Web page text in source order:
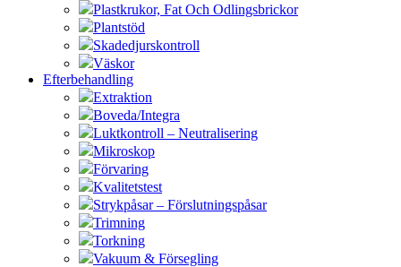
Plastkrukor, Fat Och Odlingsbrickor
Plantstöd
Skadedjurskontroll
Väskor
Efterbehandling
Extraktion
Boveda/Integra
Luktkontroll – Neutralisering
Mikroskop
Förvaring
Kvalitetstest
Strykpåsar – Förslutningspåsar
Trimning
Torkning
Vakuum & Försegling